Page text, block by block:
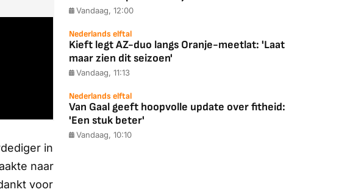
in
naar
voor
Vandaag, 12:00
Nederlands elftal
Kieft legt AZ-duo langs Oranje-meetlat: 'Laat
maar zien dit seizoen'
Vandaag, 11:13
Nederlands elftal
Van Gaal geeft hoopvolle update over fitheid:
'Een stuk beter'
Vandaag, 10:10